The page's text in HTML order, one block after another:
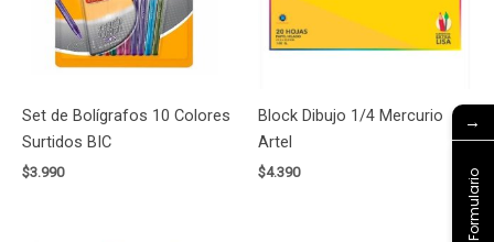
Set de Bolígrafos 10 Colores
Surtidos BIC
$3.990
Block Dibujo 1/4 Mercurio
Artel
$4.390
→
Formulario